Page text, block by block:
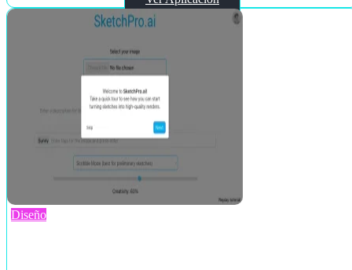
Diseño